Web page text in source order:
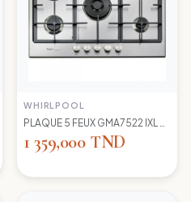
WHIRLPOOL
1 359,000 TND